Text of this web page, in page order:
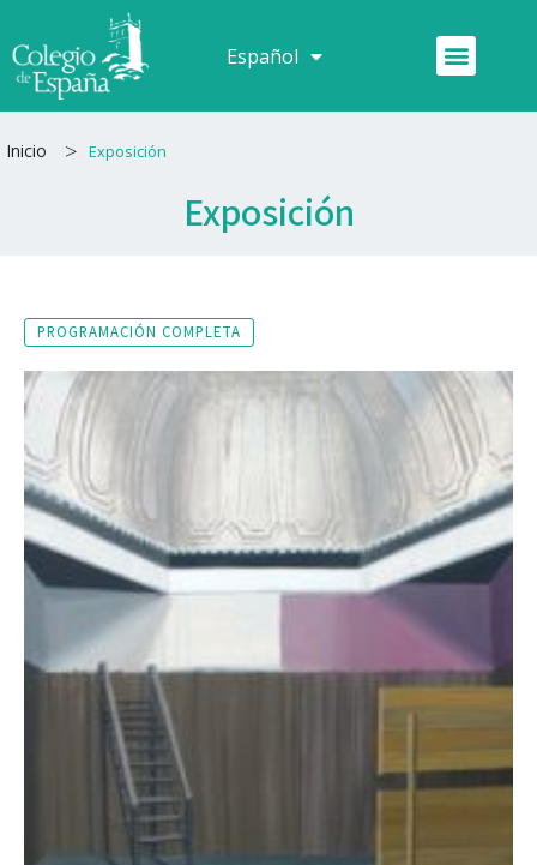
al
contenido
Español
Français Menú
Inicio > Exposición
Exposición
PROGRAMACIÓN COMPLETA